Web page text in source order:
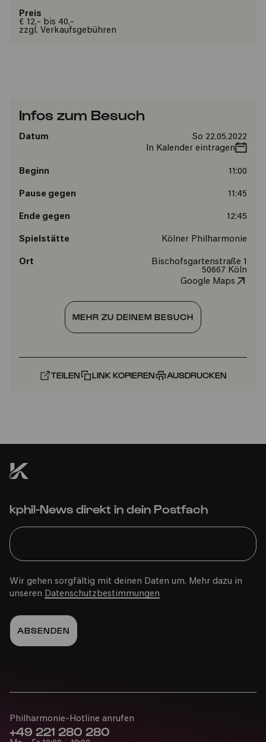
Preis
€ 12,- bis 40,-
zzgl. Verkaufsgebühren
Infos zum Besuch
Datum
So 22.05.2022
In Kalender eintragen
Beginn 11:00
Pause gegen 11:45
Ende gegen 12:45
Spielstätte Kölner Philharmonie
Ort
Bischofsgartenstraße 1
50667 Köln
Google Maps
MEHR ZU DEINEM BESUCH
TEILEN LINK KOPIEREN AUSDRUCKEN
kphil-News direkt in dein Postfach
Wir gehen sorgfältig mit deinen Daten um. Mehr dazu in
unseren Datenschutzbestimmungen
Philharmonie-Hotline anrufen
+49 221 280 280